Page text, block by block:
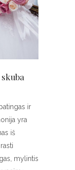
ir
yra
iš
mylintis